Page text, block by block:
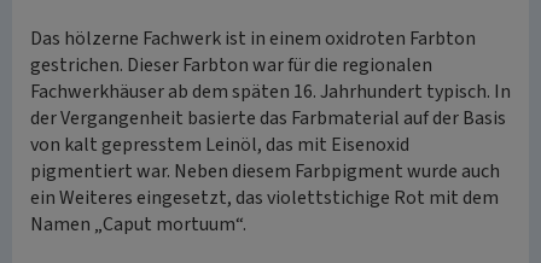
Das hölzerne Fachwerk ist in einem oxidroten Farbton
gestrichen. Dieser Farbton war für die regionalen
Fachwerkhäuser ab dem späten 16. Jahrhundert typisch. In
der Vergangenheit basierte das Farbmaterial auf der Basis
von kalt gepresstem Leinöl, das mit Eisenoxid
pigmentiert war. Neben diesem Farbpigment wurde auch
ein Weiteres eingesetzt, das violettstichige Rot mit dem
Namen „Caput mortuum“.